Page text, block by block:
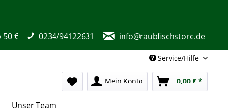
50 € 0234/94122631 info@raubfischstore.de
Service/Hilfe
Mein Konto 0,00 € *
Unser Team